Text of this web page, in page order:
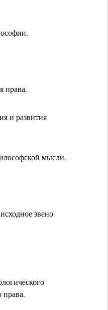
права.
и развития
мысли.
звено
права.